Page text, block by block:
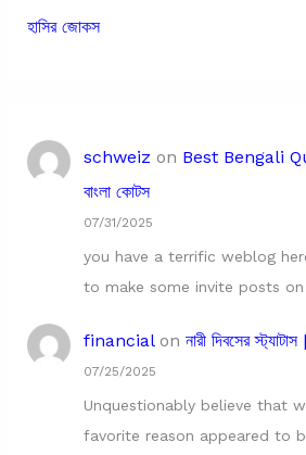
হাসির জোকস
schweiz on Best Bengali
বাংলা কোটস
07/31/2025
you have a terrific weblog
to make some invite posts
financialon নারী দিবসের
07/25/2025
Unquestionably believe that
favorite reason appeared to